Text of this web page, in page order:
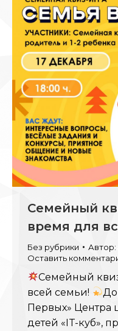
Семейный
время для
Без рубрики Автор:
Оставить
Семейный
всей семьи!
Первых» Центра
детей «IT-куб»,